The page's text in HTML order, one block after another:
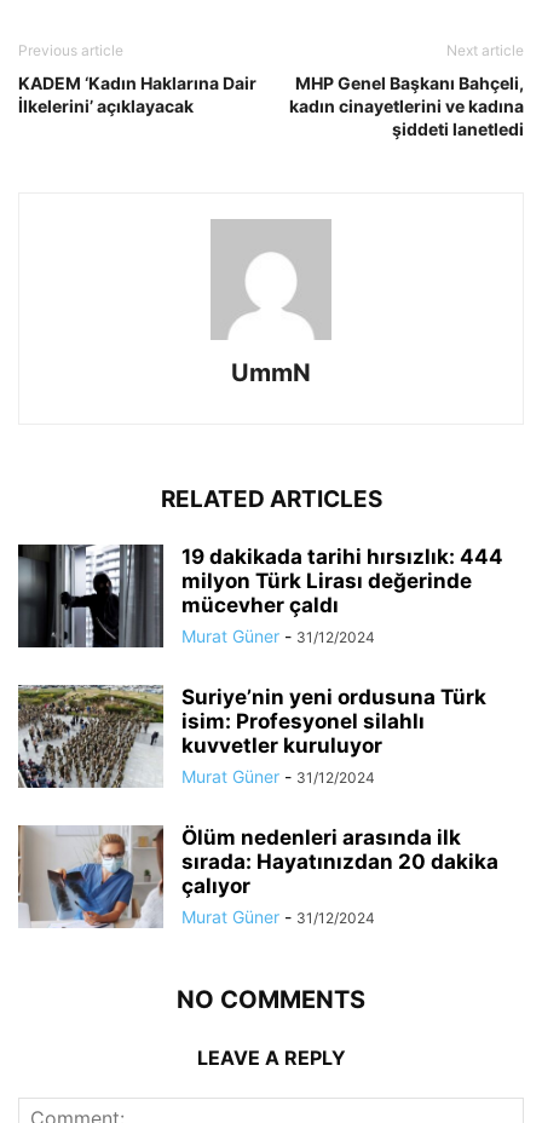
Previous article
KADEM ‘Kadın Haklarına Dair
İlkelerini’ açıklayacak
Next article
MHP Genel Başkanı Bahçeli,
kadın cinayetlerini ve kadına
şiddeti lanetledi
UmmN
RELATED ARTICLES
19 dakikada tarihi hırsızlık: 444
milyon Türk Lirası değerinde
mücevher çaldı
Murat Güner - 31/12/2024
Suriye’nin yeni ordusuna Türk
isim: Profesyonel silahlı
kuvvetler kuruluyor
Murat Güner - 31/12/2024
Ölüm nedenleri arasında ilk
sırada: Hayatınızdan 20 dakika
çalıyor
Murat Güner - 31/12/2024
NO COMMENTS
LEAVE A REPLY